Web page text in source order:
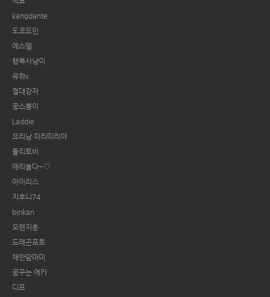
kangdante
도쿄도민
에스델
행복사냥이
유하v
절대강자
꿍스뿡이
Laddie
요리남 띠리띠리야
둘리토비
애리놀다~♡
아이리스
지후니74
binkan
오렌지훈
드래곤포토
채안맘마미
꿈꾸는 에카
디프